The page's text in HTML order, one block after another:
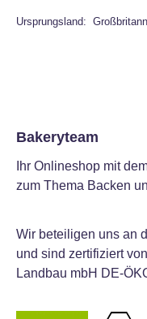
Ursprungsland:
Bakeryteam
Ihr Onlineshop mit
zum Thema Backen
Wir beteiligen uns an
und sind zertifiziert
Landbau mbH DE-